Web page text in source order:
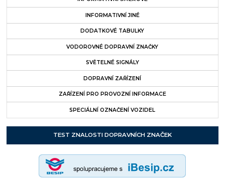
INFORMATIVNÍ JINÉ
DODATKOVÉ TABULKY
VODOROVNÉ DOPRAVNÍ ZNAČKY
SVĚTELNÉ SIGNÁLY
DOPRAVNÍ ZAŘÍZENÍ
ZAŘÍZENÍ PRO PROVOZNÍ INFORMACE
SPECIÁLNÍ OZNAČENÍ VOZIDEL
TEST ZNALOSTI DOPRAVNÍCH ZNAČEK